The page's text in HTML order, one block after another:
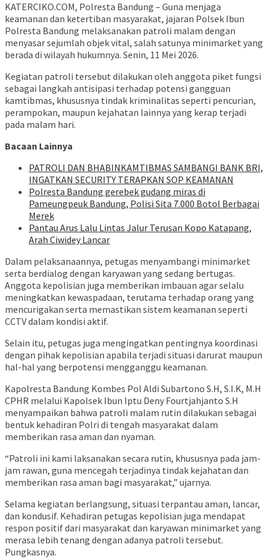
KATERCIKO.COM, Polresta Bandung – Guna menjaga
keamanan dan ketertiban masyarakat, jajaran Polsek Ibun
Polresta Bandung melaksanakan patroli malam dengan
menyasar sejumlah objek vital, salah satunya minimarket yang
berada di wilayah hukumnya. Senin, 11 Mei 2026.
Kegiatan patroli tersebut dilakukan oleh anggota piket fungsi
sebagai langkah antisipasi terhadap potensi gangguan
kamtibmas, khususnya tindak kriminalitas seperti pencurian,
perampokan, maupun kejahatan lainnya yang kerap terjadi
pada malam hari.
Bacaan Lainnya
‎PATROLI DAN BHABINKAMTIBMAS SAMBANGI BANK BRI,
INGATKAN SECURITY TERAPKAN SOP KEAMANAN
Polresta Bandung gerebek gudang miras di
Pameungpeuk Bandung, Polisi Sita 7.000 Botol Berbagai
Merek
Pantau Arus Lalu Lintas Jalur Terusan Kopo Katapang,
Arah Ciwidey Lancar
Dalam pelaksanaannya, petugas menyambangi minimarket
serta berdialog dengan karyawan yang sedang bertugas.
Anggota kepolisian juga memberikan imbauan agar selalu
meningkatkan kewaspadaan, terutama terhadap orang yang
mencurigakan serta memastikan sistem keamanan seperti
CCTV dalam kondisi aktif.
Selain itu, petugas juga mengingatkan pentingnya koordinasi
dengan pihak kepolisian apabila terjadi situasi darurat maupun
hal-hal yang berpotensi mengganggu keamanan.
Kapolresta Bandung Kombes Pol Aldi Subartono S.H, S.I.K, M.H
CPHR melalui Kapolsek Ibun Iptu Deny Fourtjahjanto S.H
menyampaikan bahwa patroli malam rutin dilakukan sebagai
bentuk kehadiran Polri di tengah masyarakat dalam
memberikan rasa aman dan nyaman.
“Patroli ini kami laksanakan secara rutin, khususnya pada jam-
jam rawan, guna mencegah terjadinya tindak kejahatan dan
memberikan rasa aman bagi masyarakat,” ujarnya.
Selama kegiatan berlangsung, situasi terpantau aman, lancar,
dan kondusif. Kehadiran petugas kepolisian juga mendapat
respon positif dari masyarakat dan karyawan minimarket yang
merasa lebih tenang dengan adanya patroli tersebut.
Pungkasnya.